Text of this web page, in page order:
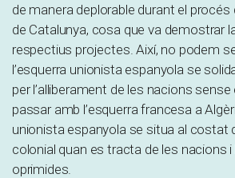
de manera deplorable durant el procés
de Catalunya, cosa que va demostrar
respectius projectes. Així, no podem
l’esquerra unionista espanyola se
per l’alliberament de les nacions
passar amb l’esquerra francesa a
unionista espanyola se situa al costat
colonial quan es tracta de les nacions
oprimides.